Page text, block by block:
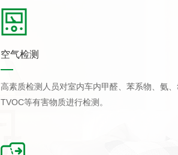
空气检测
高素质检测人员对室内车内甲醛、苯系物、氨、
TVOC等有害物质进行检测。